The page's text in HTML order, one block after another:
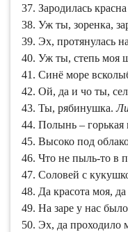
37. Зародилась
38. Уж ты, зоренка,
39. Эх, протянулась
40. Уж ты, степь моя
41. Синё море
42. Ой, да и чо ты,
43. Ты, рябинушка.
44. Полынь – горькая
45. Высоко под
46. Что не пыль-то в
47. Соловей с
48. Да красота моя,
49. На заре у нас
50. Эх, да проходило